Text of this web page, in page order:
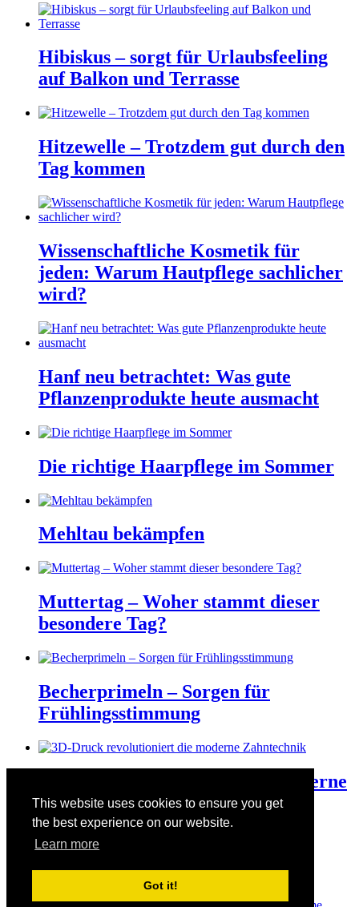
This website uses cookies to ensure you get
the best experience on our website.
Learn more
Got it!
Hibiskus – sorgt für Urlaubsfeeling
auf Balkon und Terrasse
Hitzewelle – Trotzdem gut durch den
Tag kommen
Wissenschaftliche Kosmetik für
jeden: Warum Hautpflege sachlicher
wird?
Hanf neu betrachtet: Was gute
Pflanzenprodukte heute ausmacht
Die richtige Haarpflege im Sommer
Mehltau bekämpfen
Muttertag – Woher stammt dieser
besondere Tag?
Becherprimeln – Sorgen für
Frühlingsstimmung
3D-Druck revolutioniert die moderne
Zahntechnik
Der Valentinstag am 14. Februar